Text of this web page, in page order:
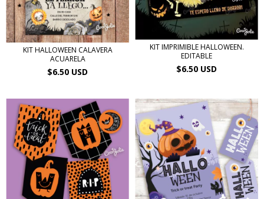
KIT HALLOWEEN CALAVERA
ACUARELA
$6.50 USD
KIT IMPRIMIBLE HALLOWEEN.
EDITABLE
$6.50 USD